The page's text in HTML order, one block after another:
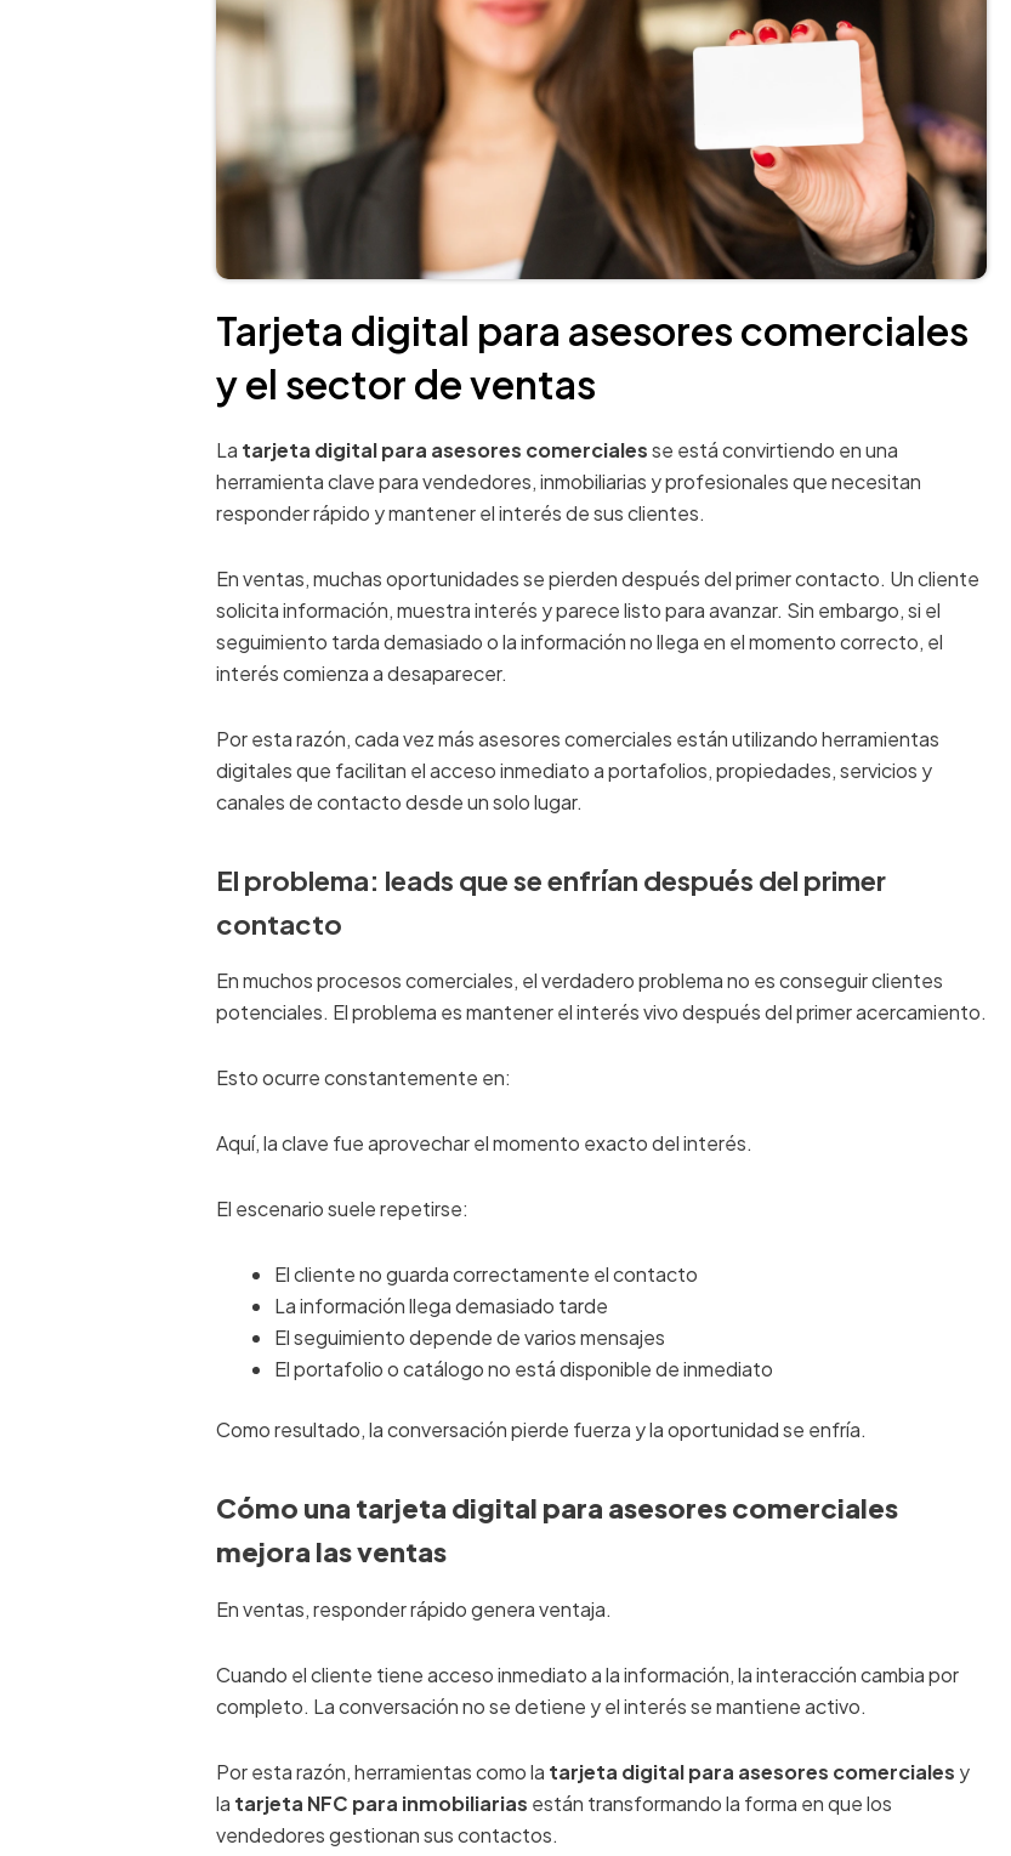
Tarjeta digital para asesores comerciales
y el sector de ventas
La tarjeta digital para asesores comercialesse está convirtiendo en una
herramienta clave para vendedores, inmobiliarias y profesionales que necesitan
responder rápido y mantener el interés de sus clientes.
En ventas, muchas oportunidades se pierden después del primer contacto. Un cliente
solicita información, muestra interés y parece listo para avanzar. Sin embargo, si el
seguimiento tarda demasiado o la información no llega en el momento correcto, el
interés comienza a desaparecer.
Por esta razón, cada vez más asesores comerciales están utilizando herramientas
digitales que facilitan el acceso inmediato a portafolios, propiedades, servicios y
canales de contacto desde un solo lugar.
El problema: leads que se enfrían después del primer
contacto
En muchos procesos comerciales, el verdadero problema no es conseguir clientes
potenciales. El problema es mantener el interés vivo después del primer acercamiento.
Esto ocurre constantemente en:
Aquí, la clave fue aprovechar el momento exacto del interés.
El escenario suele repetirse:
El cliente no guarda correctamente el contacto
La información llega demasiado tarde
El seguimiento depende de varios mensajes
El portafolio o catálogo no está disponible de inmediato
Como resultado, la conversación pierde fuerza y la oportunidad se enfría.
Cómo una tarjeta digital para asesores comerciales
mejora las ventas
En ventas, responder rápido genera ventaja.
Cuando el cliente tiene acceso inmediato a la información, la interacción cambia por
completo. La conversación no se detiene y el interés se mantiene activo.
Por esta razón, herramientas como la tarjeta digital para asesores comerciales y
la tarjeta NFC para inmobiliarias están transformando la forma en que los
vendedores gestionan sus contactos.